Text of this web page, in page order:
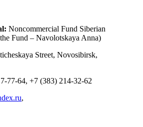
Noncommercial Fund Siberian
Fund – Navolotskaya Anna)
Street, Novosibirsk,
77-64, +7 (383) 214-32-62
,